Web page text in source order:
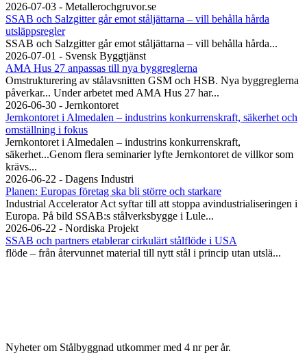
2026-07-03 - Metallerochgruvor.se
SSAB och Salzgitter går emot ståljättarna – vill behålla hårda
utsläppsregler
SSAB och Salzgitter går emot ståljättarna – vill behålla hårda...
2026-07-01 - Svensk Byggtjänst
AMA Hus 27 anpassas till nya byggreglerna
Omstrukturering av stålavsnitten GSM och HSB. Nya byggreglerna
påverkar... Under arbetet med AMA Hus 27 har...
2026-06-30 - Jernkontoret
Jernkontoret i Almedalen – industrins konkurrenskraft, säkerhet och
omställning i fokus
Jernkontoret i Almedalen – industrins konkurrenskraft,
säkerhet...Genom flera seminarier lyfte Jernkontoret de villkor som
krävs...
2026-06-22 - Dagens Industri
Planen: Europas företag ska bli större och starkare
Industrial Accelerator Act syftar till att stoppa avindustrialiseringen i
Europa. På bild SSAB:s stålverksbygge i Lule...
2026-06-22 - Nordiska Projekt
SSAB och partners etablerar cirkulärt stålflöde i USA
flöde – från återvunnet material till nytt stål i princip utan utslä...
Nyheter om Stålbyggnad utkommer med 4 nr per år.